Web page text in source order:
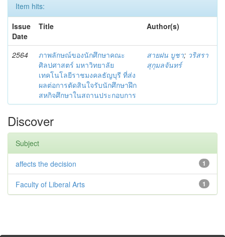
Item hits:
Issue
Date
Title Author(s)
2564
ภาพลักษณ์ของนักศึกษาคณะ
ศิลปศาสตร์ มหาวิทยาลัย
เทคโนโลยีราชมงคลธัญบุรี ที่ส่ง
ผลต่อการตัดสินใจรับนักศึกษาฝึก
สหกิจศึกษาในสถานประกอบการ
สายฝน บูชา; วริสรา
สุกุมลจันทร์
Discover
Subject
1
affects the decision
1
Faculty of Liberal Arts